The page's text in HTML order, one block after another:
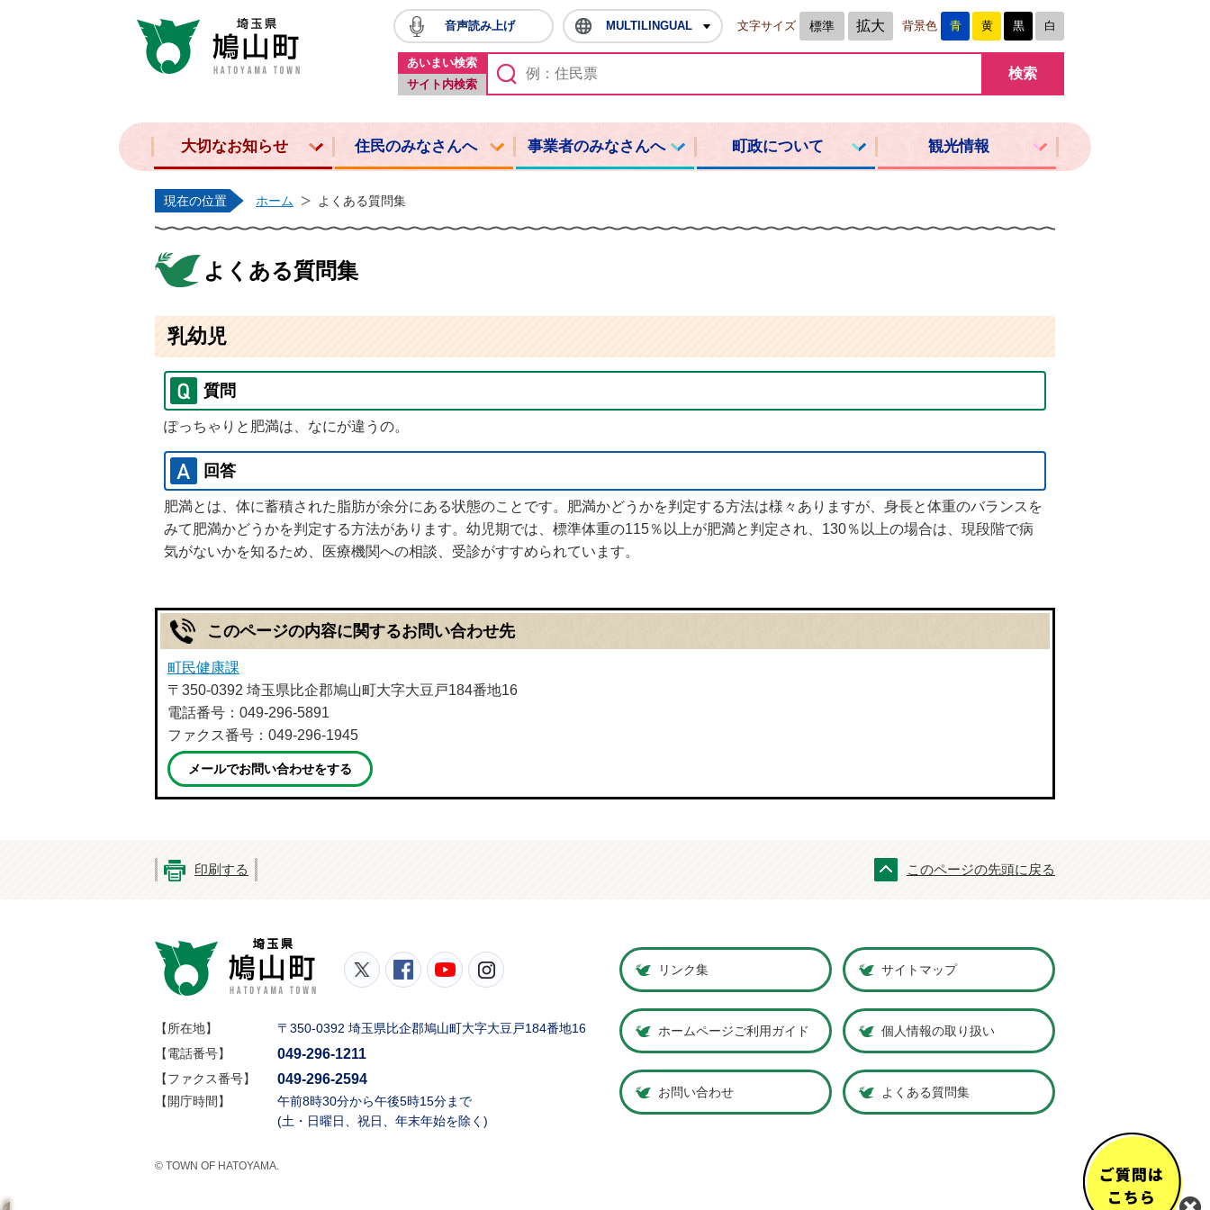
鳩山町ホームページ
音声読み上げ MULTILINGUAL 文字サイズ 標準 拡大 背景色 青 黄 黒 白
あいまい検索
サイト内検索
大切なお知らせ 住民のみなさんへ 事業者のみなさんへ 町政について 観光情報
現在の位置 ホーム よくある質問集
よくある質問集
乳幼児
質問
ぽっちゃりと肥満は、なにが違うの。
回答
肥満とは、体に蓄積された脂肪が余分にある状態のことです。肥満かどうかを判定する方法は様々ありますが、身長と体重のバランスを
みて肥満かどうかを判定する方法があります。幼児期では、標準体重の115％以上が肥満と判定され、130％以上の場合は、現段階で病
気がないかを知るため、医療機関への相談、受診がすすめられています。
このページの内容に関するお問い合わせ先
町民健康課
〒350-0392 埼玉県比企郡鳩山町大字大豆戸184番地16
電話番号：049-296-5891
ファクス番号：049-296-1945
メールでお問い合わせをする
印刷する このページの先頭に戻る
鳩山町
鳩山町公式Twitter
鳩山町公式Facebook
鳩山町公式YouTube
鳩山町公式Instagram
【所在地】
〒350-0392 埼玉県比企郡鳩山町大字大豆戸184番地16
【電話番号】
049-296-1211
【ファクス番号】 049-296-2594
【開庁時間】
午前8時30分から午後5時15分まで
(土・日曜日、祝日、年末年始を除く)
リンク集 サイトマップ
ホームページご利用ガイド 個人情報の取り扱い
お問い合わせ よくある質問集
© TOWN OF HATOYAMA.